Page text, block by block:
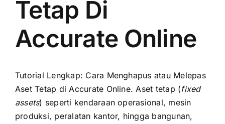
Tetap Di
Accurate Online
Tutorial Lengkap: Cara Menghapus atau Melepas
Aset Tetap di Accurate Online. Aset tetap (fixed
assets) seperti kendaraan operasional, mesin
produksi, peralatan kantor, hingga bangunan,